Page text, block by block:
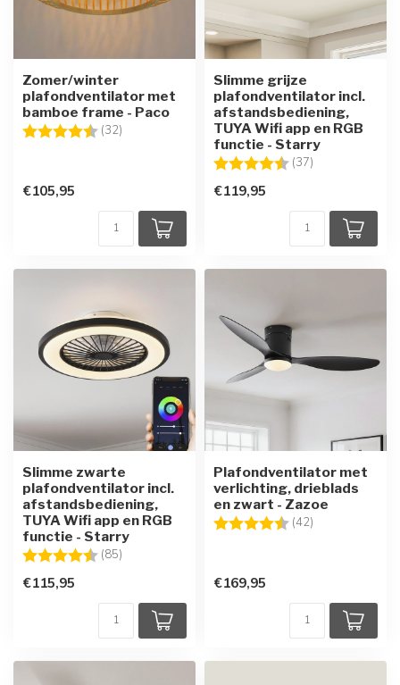
Zomer/winter
plafondventilator met
bamboe frame - Paco
Beoordeling: (32)
€105,95
Slimme grijze
plafondventilator incl.
afstandsbediening,
TUYA Wifi app en RGB
functie - Starry
Beoordeling: (37)
€119,95
Slimme zwarte
plafondventilator incl.
afstandsbediening,
TUYA Wifi app en RGB
functie - Starry
Beoordeling: (85)
€115,95
Plafondventilator met
verlichting, drieblads
en zwart - Zazoe
Beoordeling: (42)
€169,95